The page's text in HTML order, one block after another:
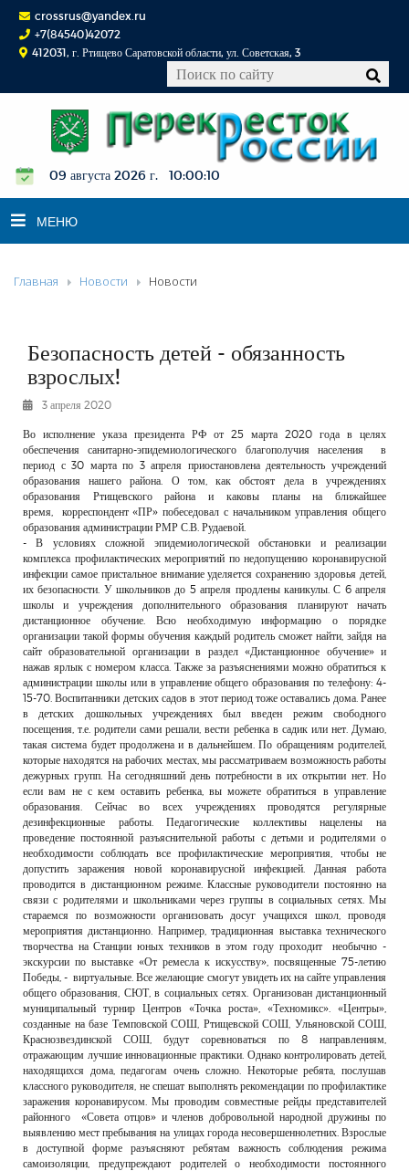
crossrus@yandex.ru
+7(84540)42072
412031, г. Ртищево Саратовской области, ул. Советская, 3
09 августа 2026 г. 10:00:11
МЕНЮ
НОВОСТИ
К СВЕДЕНИЮ
КОНКУРСЫ
ФОТОРЕПОРТАЖИ
РЕКЛАМОДАТЕЛЯМ
ОБЪЯВЛЕНИЯ
КОНТАКТЫ
Главная Новости Новости
Безопасность детей - обязанность
взрослых!
3 апреля 2020
Во исполнение указа президента РФ от 25 марта 2020 года в целях
обеспечения санитарно-эпидемиологического благополучия населения в
период с 30 марта по 3 апреля приостановлена деятельность учреждений
образования нашего района. О том, как обстоят дела в учреждениях
образования Ртищевского района и каковы планы на ближайшее
время, корреспондент «ПР» побеседовал с начальником управления общего
образования администрации РМР С.В. Рудаевой.
- В условиях сложной эпидемиологической обстановки и реализации
комплекса профилактических мероприятий по недопущению коронавирусной
инфекции самое пристальное внимание уделяется сохранению здоровья детей,
их безопасности. У школьников до 5 апреля продлены каникулы. С 6 апреля
школы и учреждения дополнительного образования планируют начать
дистанционное обучение. Всю необходимую информацию о порядке
организации такой формы обучения каждый родитель сможет найти, зайдя на
сайт образовательной организации в раздел «Дистанционное обучение» и
нажав ярлык с номером класса. Также за разъяснениями можно обратиться к
администрации школы или в управление общего образования по телефону: 4-
15-70. Воспитанники детских садов в этот период тоже оставались дома. Ранее
в детских дошкольных учреждениях был введен режим свободного
посещения, т.е. родители сами решали, вести ребенка в садик или нет. Думаю,
такая система будет продолжена и в дальнейшем. По обращениям родителей,
которые находятся на рабочих местах, мы рассматриваем возможность работы
дежурных групп. На сегодняшний день потребности в их открытии нет. Но
если вам не с кем оставить ребенка, вы можете обратиться в управление
образования. Сейчас во всех учреждениях проводятся регулярные
дезинфекционные работы. Педагогические коллективы нацелены на
проведение постоянной разъяснительной работы с детьми и родителями о
необходимости соблюдать все профилактические мероприятия, чтобы не
допустить заражения новой коронавирусной инфекцией. Данная работа
проводится в дистанционном режиме. Классные руководители постоянно на
связи с родителями и школьниками через группы в социальных сетях. Мы
стараемся по возможности организовать досуг учащихся школ, проводя
мероприятия дистанционно. Например, традиционная выставка технического
творчества на Станции юных техников в этом году проходит необычно -
экскурсии по выставке «От ремесла к искусству», посвященные 75-летию
Победы, - виртуальные. Все желающие смогут увидеть их на сайте управления
общего образования, СЮТ, в социальных сетях. Организован дистанционный
муниципальный турнир Центров «Точка роста», «Техномикс». «Центры»,
созданные на базе Темповской СОШ, Ртищевской СОШ, Ульяновской СОШ,
Краснозвездинской СОШ, будут соревноваться по 8 направлениям,
отражающим лучшие инновационные практики. Однако контролировать детей,
находящихся дома, педагогам очень сложно. Некоторые ребята, послушав
классного руководителя, не спешат выполнять рекомендации по профилактике
заражения коронавирусом. Мы проводим совместные рейды представителей
районного «Совета отцов» и членов добровольной народной дружины по
выявлению мест пребывания на улицах города несовершеннолетних. Взрослые
в доступной форме разъясняют ребятам важность соблюдения режима
самоизоляции, предупреждают родителей о необходимости постоянного